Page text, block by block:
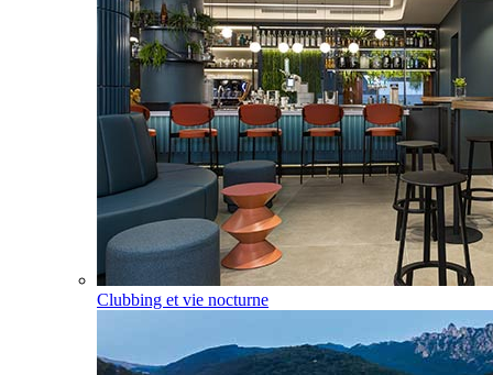
Clubbing et vie nocturne